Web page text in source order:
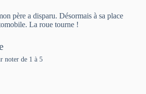
père a disparu. Désormais à sa place
La roue tourne !
noter de 1 à 5